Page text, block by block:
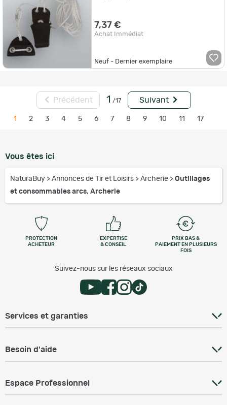
7,37 €
Achat Immédiat
Neuf - Dernier exemplaire
Précédent 1 /17 Suivant
1 2 3 4 5 6 7 8 9 10 11 17
Vous êtes ici
NaturaBuy > Annonces de Tir et Loisirs > Archerie > Outillages
et consommables arcs, Archerie
PROTECTION
ACHETEUR
EXPERTISE
& CONSEIL
PRIX BAS &
PAIEMENT EN PLUSIEURS
FOIS
Suivez-nous sur les réseaux sociaux
Services et garanties
Besoin d'aide
Espace Professionnel